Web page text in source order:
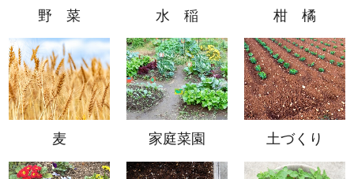
野 菜 水 稲 柑 橘
麦 家庭菜園 土づくり